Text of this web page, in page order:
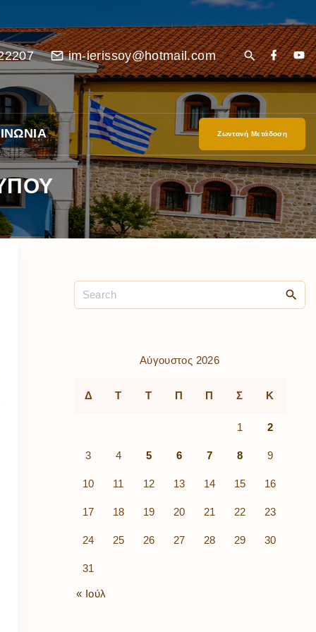
im-ierissoy@hotmail.com
Ζωντανή Μετάδοση
Αύγουστος 2026
Δ Τ Τ Π Π Σ Κ
1 2
3 4 5 6 7 8 9
10 11 12 13 14 15 16
17 18 19 20 21 22 23
24 25 26 27 28 29 30
31
« Ιούλ